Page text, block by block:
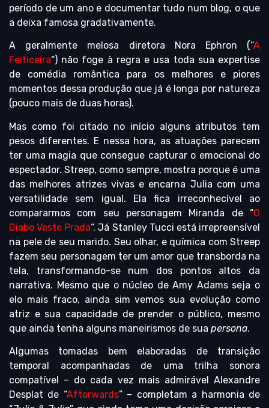
período de um ano e documentar tudo num blog, o que
a deixa famosa gradativamente.
A geralmente melosa diretora Nora Ephron (“A
Feiticeira“) não foge à regra e usa toda sua expertise
de comédia romântica para os melhores e piores
momentos dessa produção que já é longa por natureza
(pouco mais de duas horas).
Mas como foi citado no início alguns atributos tem
pesos diferentes. E nessa hora, as atuações parecem
ter uma magia que consegue capturar o emocional do
espectador. Streep, como sempre, mostra porque é uma
das melhores atrizes vivas e encarna Julia com uma
versatilidade sem igual. Ela fica irreconhecível ao
compararmos com seu personagem Miranda de “O
Diabo Veste Prada“. Já Stanley Tucci está irrepreensível
na pele de seu marido. Seu olhar, e química com Streep
fazem seu personagem ter um amor que transborda na
tela, transformando-se num dos pontos altos da
narrativa. Mesmo que o núcleo de Amy Adams seja o
elo mais fraco, ainda sim vemos sua evolução como
atriz e sua capacidade de prender o público, mesmo
que ainda tenha alguns maneirismos de sua persona.
Algumas tomadas bem elaboradas de transição
temporal acompanhadas de uma trilha sonora
compatível – do cada vez mais admirável Alexandre
Desplat de “Afterwards” – completam a harmonia de